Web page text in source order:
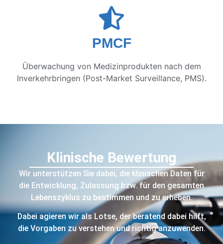
PMCF
Überwachung von Medizinprodukten nach dem
Inverkehrbringen (Post-Market Surveillance, PMS).
Klinische Bewertung
Wir unterstützen Sie dabei, die klinischen Daten für
die Entwicklung, Zulassung bzw. für den gesamten
Lebenszyklus zu bestimmen und zu erheben.
Dabei agieren wir als Lotse, der beratend dabei hilft,
die Vorgaben zu verstehen und richtig anzuwenden.